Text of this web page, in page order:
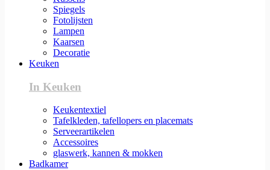
Spiegels
Fotolijsten
Lampen
Kaarsen
Decoratie
Keuken
In Keuken
Keukentextiel
Tafelkleden, tafellopers en placemats
Serveerartikelen
Accessoires
glaswerk, kannen & mokken
Badkamer